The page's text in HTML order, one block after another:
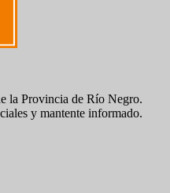
la Provincia de Río Negro.
y mantente informado.